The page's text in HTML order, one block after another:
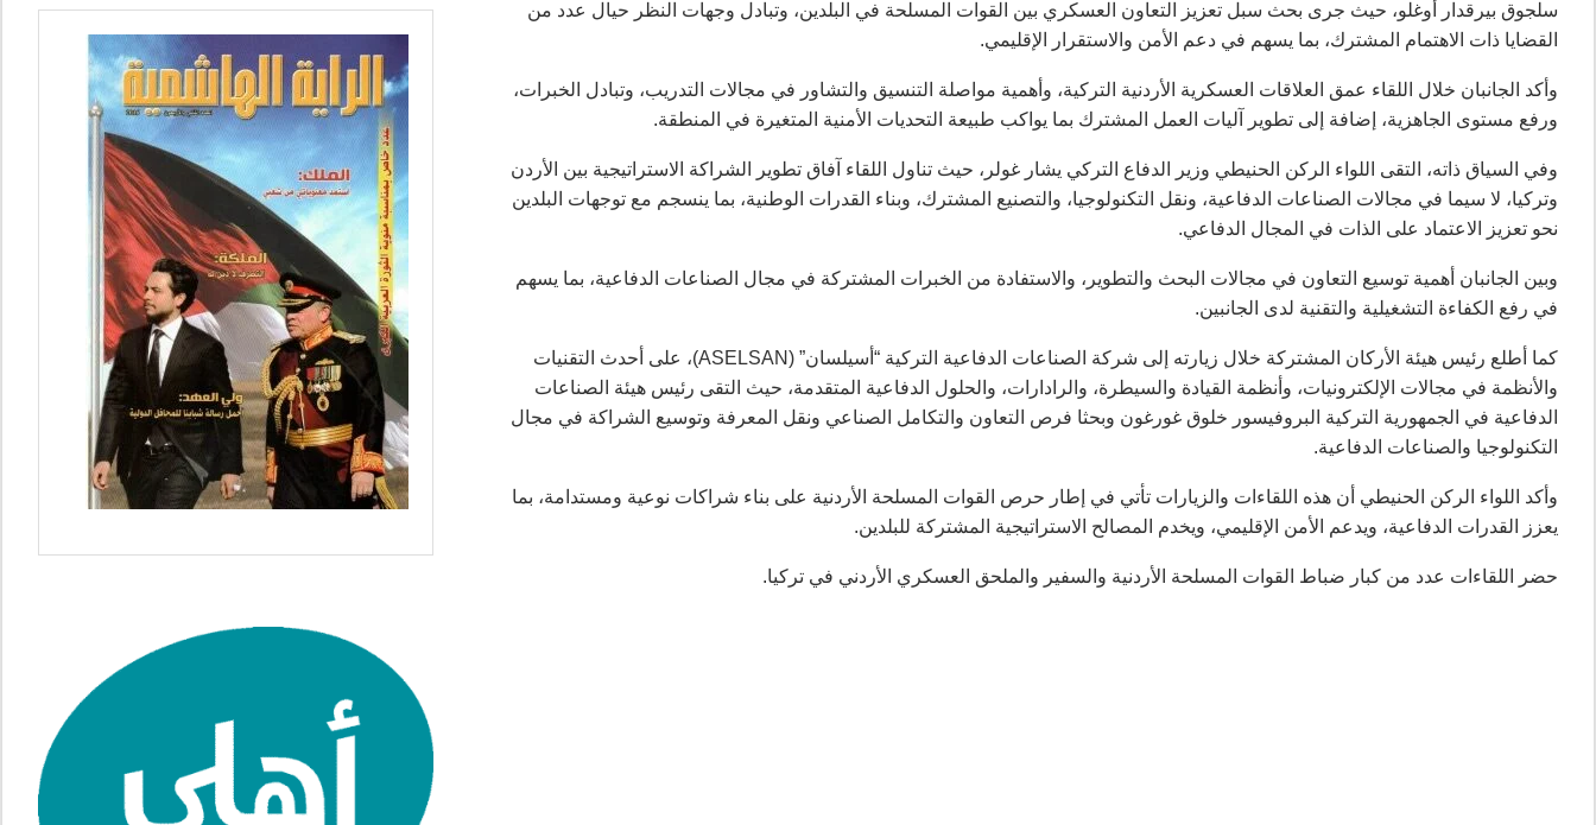
سلجوق بيرقدار أوغلو، حيث جرى بحث سبل تعزيز التعاون العسكري بين القوات المسلحة في البلدين، وتبادل وجهات النظر حيال عدد من
القضايا ذات الاهتمام المشترك، بما يسهم في دعم الأمن والاستقرار الإقليمي.
وأكد الجانبان خلال اللقاء عمق العلاقات العسكرية الأردنية التركية، وأهمية مواصلة التنسيق والتشاور في مجالات التدريب، وتبادل الخبرات،
ورفع مستوى الجاهزية، إضافة إلى تطوير آليات العمل المشترك بما يواكب طبيعة التحديات الأمنية المتغيرة في المنطقة.
وفي السياق ذاته، التقى اللواء الركن الحنيطي وزير الدفاع التركي يشار غولر، حيث تناول اللقاء آفاق تطوير الشراكة الاستراتيجية بين الأردن
وتركيا، لا سيما في مجالات الصناعات الدفاعية، ونقل التكنولوجيا، والتصنيع المشترك، وبناء القدرات الوطنية، بما ينسجم مع توجهات البلدين
نحو تعزيز الاعتماد على الذات في المجال الدفاعي.
وبين الجانبان أهمية توسيع التعاون في مجالات البحث والتطوير، والاستفادة من الخبرات المشتركة في مجال الصناعات الدفاعية، بما يسهم
في رفع الكفاءة التشغيلية والتقنية لدى الجانبين.
كما أطلع رئيس هيئة الأركان المشتركة خلال زيارته إلى شركة الصناعات الدفاعية التركية “أسيلسان” (ASELSAN)، على أحدث التقنيات
والأنظمة في مجالات الإلكترونيات، وأنظمة القيادة والسيطرة، والرادارات، والحلول الدفاعية المتقدمة، حيث التقى رئيس هيئة الصناعات
الدفاعية في الجمهورية التركية البروفيسور خلوق غورغون وبحثا فرص التعاون والتكامل الصناعي ونقل المعرفة وتوسيع الشراكة في مجال
التكنولوجيا والصناعات الدفاعية.
وأكد اللواء الركن الحنيطي أن هذه اللقاءات والزيارات تأتي في إطار حرص القوات المسلحة الأردنية على بناء شراكات نوعية ومستدامة، بما
يعزز القدرات الدفاعية، ويدعم الأمن الإقليمي، ويخدم المصالح الاستراتيجية المشتركة للبلدين.
حضر اللقاءات عدد من كبار ضباط القوات المسلحة الأردنية والسفير والملحق العسكري الأردني في تركيا.